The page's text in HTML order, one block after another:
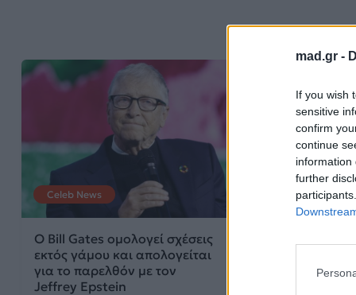
mad.gr -
If you wish
sensitive
confirm
continue
information
further
Celeb News
Ο Bill Gates ομολογεί σχέσεις
εκτός γάμου και απολογείται
για το παρελθόν με τον
Jeffrey Epstein
Celeb News
τον Jeffrey